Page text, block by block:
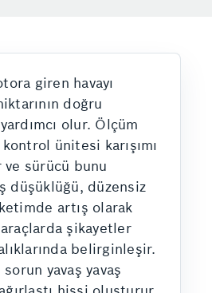
giren havayı
doğru
olur. Ölçüm
ünitesi karışımı
ve sürücü bunu
düşüklüğü, düzensiz
artış olarak
şikayetler
belirginleşir.
sorun yavaş yavaş